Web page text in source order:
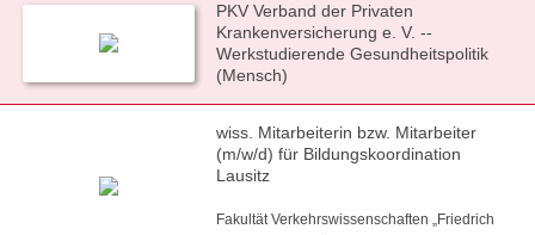
PKV Verband der Privaten
Krankenversicherung e. V. --
Werkstudierende Gesundheitspolitik
(Mensch)
wiss. Mitarbeiterin bzw. Mitarbeiter
(m/w/d) für Bildungskoordination
Lausitz
Fakultät Verkehrswissenschaften „Friedrich